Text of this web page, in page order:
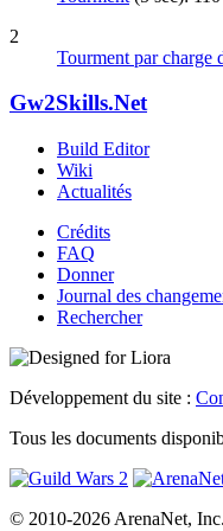
2
Tourment par charge
Gw2Skills.Net
Build Editor
Wiki
Actualités
Crédits
FAQ
Donner
Journal des
Rechercher
Développement du site :
Tous les documents
© 2010-2026 ArenaNet,